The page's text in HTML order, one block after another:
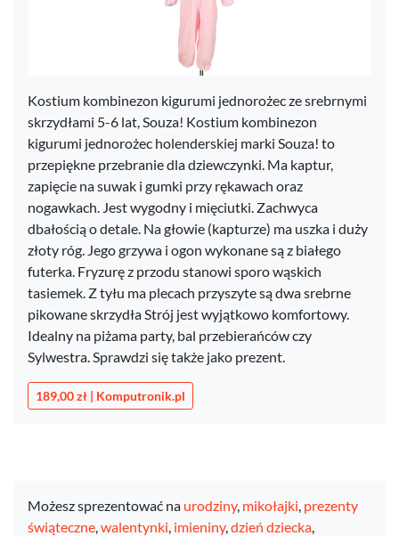
Kostium kombinezon kigurumi jednorożec ze srebrnymi
skrzydłami 5-6 lat, Souza! Kostium kombinezon
kigurumi jednorożec holenderskiej marki Souza! to
przepiękne przebranie dla dziewczynki. Ma kaptur,
zapięcie na suwak i gumki przy rękawach oraz
nogawkach. Jest wygodny i mięciutki. Zachwyca
dbałością o detale. Na głowie (kapturze) ma uszka i duży
złoty róg. Jego grzywa i ogon wykonane są z białego
futerka. Fryzurę z przodu stanowi sporo wąskich
tasiemek. Z tyłu ma plecach przyszyte są dwa srebrne
pikowane skrzydła Strój jest wyjątkowo komfortowy.
Idealny na piżama party, bal przebierańców czy
Sylwestra. Sprawdzi się także jako prezent.
189,00 zł | Komputronik.pl
Możesz sprezentować na urodziny, mikołajki, prezenty
świąteczne,walentynki, imieniny,dzień dziecka,